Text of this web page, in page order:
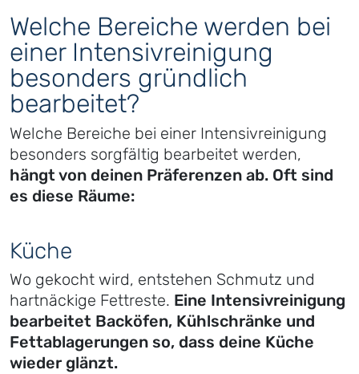
Welche Bereiche werden bei
einer Intensivreinigung
besonders gründlich
bearbeitet?
Welche Bereiche bei einer Intensivreinigung
besonders sorgfältig bearbeitet werden,
hängt von deinen Präferenzen ab. Oft sind
es diese Räume:
Küche
Wo gekocht wird, entstehen Schmutz und
hartnäckige Fettreste. Eine Intensivreinigung
bearbeitet Backöfen, Kühlschränke und
Fettablagerungen so, dass deine Küche
wieder glänzt.